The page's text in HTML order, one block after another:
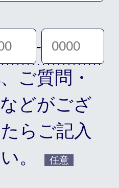
-
ご質問・
どがござ
らご記入
。
任意